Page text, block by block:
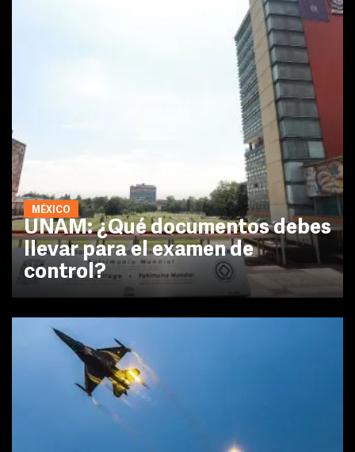
MÉXICO
UNAM: ¿Qué documentos debes
llevar para el examen de
control?